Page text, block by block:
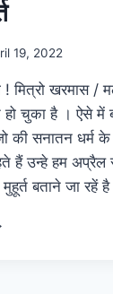
19, 2022
! मित्रो खरमास
चुका है । ऐसे में
की सनातन धर्म
हैं उन्हे हम
बताने जा रहें